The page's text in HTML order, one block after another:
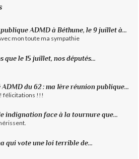
ADMD à Béthune, le 9 juillet à...
mon toute ma sympathie
que le 15 juillet, nos députés...
ADMD du 62 : ma 1ère réunion publique...
félicitations !!!
indignation face à la tournure que...
qui vote une loi terrible de...